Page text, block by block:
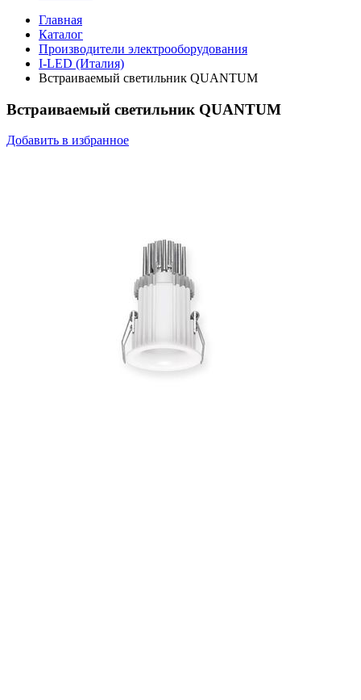
Главная
Каталог
Производители электрооборудования
I-LED (Италия)
Встраиваемый светильник QUANTUM
Встраиваемый светильник QUANTUM
Добавить в избранное